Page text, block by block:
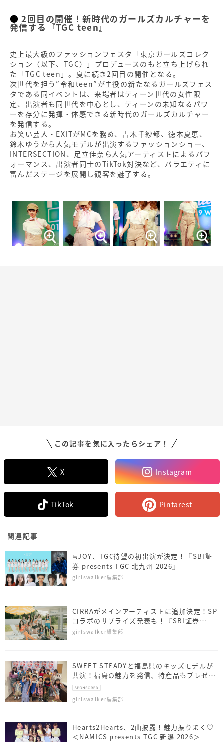
2回目の開催！新時代のガールズカルチャーを
発信する『TGC teen』
史上最⼤級のファッションフェスタ「東京ガールズコレク
ション（以下、TGC）」プロデュースのもと立ち上げられ
た「TGC teen」。夏に続き2回目の開催となる。
次世代を担う”令和teen”が主役の新たなるガールズフェス
タである同イベントは、来場者はティーン世代の⼥性限
定、出演者も同世代を中⼼とし、ティーンの未知なるパワ
ーを存分に発揮・体感できる新時代のガールズカルチャー
を発信する。
お笑い芸人・EXITがMCを務め、吉木千紗都、徳本夏恵、
鈴木ゆうから人気モデルが出演するファッションショー、
INTERSECTION、足立佳奈ら人気アーティストによるパフ
ォーマンス、出演者同士のTikTok対決など、バラエティに
富んだステージを展開し観客を魅了する。
この記事を気に入ったらシェア！
X Instagram
TikTok Pintarest
関連記事
≒JOY、TGC待望の初出演が決定！『SBI証
券 presents TGC 北九州 2026』
girlswalker編集部
CIRRAがメインアーティストに追加決定！SP
コラボのサプライズ発表も！『SBI証券
presents TGC 北九州 2026』
girlswalker編集部
SWEET STEADYと福島県のキッズモデルが
共演！福島の魅力を発信、特産品もプレゼン
ト
girlswalker編集部
Hearts2Hearts、2曲披露！魅力振りまく♡
＜NAMICS presents TGC 新潟 2026＞